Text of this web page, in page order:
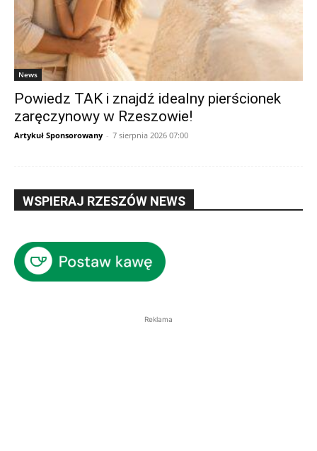
News
Powiedz TAK i znajdź idealny pierścionek
zaręczynowy w Rzeszowie!
Artykuł Sponsorowany - 7 sierpnia 2026 07:00
WSPIERAJ RZESZÓW NEWS
Reklama